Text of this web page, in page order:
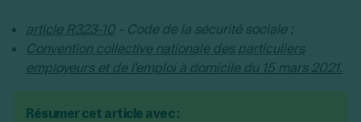
article R323-10 - Code de la sécurité sociale ;
Convention collective nationale des particuliers
employeurs et de l'emploi à domicile du 15 mars 2021.
Résumer cet article avec :